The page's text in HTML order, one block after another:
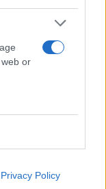
or
Privacy Policy